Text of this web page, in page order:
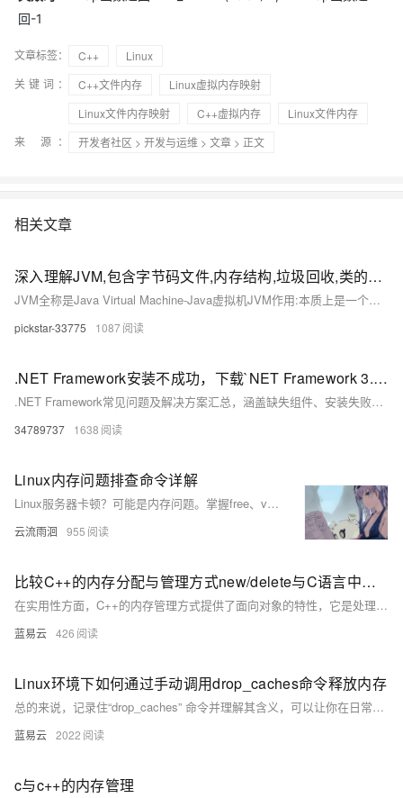
回-1
文章标签： C++
Linux
关键词：
C++文件内存
Linux虚拟内存映射
Linux文件内存映射
C++虚拟内存
Linux文件内存
来 源：
开发者社区 > 开发与运维 > 文章 > 正文
相关文章
深入理解JVM,包含字节码文件,内存结构,垃圾回收,类的声明周期,类加载器
JVM全称是Java Virtual Machine-Java虚拟机JVM作用:本质上是一个运行在计算机上的程序,职责是运行Java字节码文件,编译为机器码交由计算机运行类的生命周期概述:类的生命周期描述了一个类加载,使用,卸载的整个过类的生命周期阶段:类的声明周期主要分为五个阶段:加载->连接->初始化->使用->卸载,其中连接中分为三个小阶段验证->准备->解析类加载器的定义:JVM提供类加载器给Java程序去获取类和接口字节码数据类加载器的作用:类加载器接受字节码文件。
pickstar-33775 1087
.NET Framework安装不成功，下载`NET Framework 3.5`文件，Microsoft Visual C++
.NET Framework常见问题及解决方案汇总，涵盖缺失组件、安装失败、错误代码等，提供多种修复方法，包括全能王DLL修复工具、微软官方运行库及命令行安装等，适用于Windows系统，解决应用程序无法运行问题。
34789737 1638
Linux内存问题排查命令详解
Linux服务器卡顿？可能是内存问题。掌握free、vmstat、sar三大命令，快速排查内存使用情况。free查看实时内存，vmstat诊断系统整体性能瓶颈，sar实现长期监控，三者结合，高效定位并解决内存问题。
云流雨洄 955
比较C++的内存分配与管理方式new/delete与C语言中的malloc/realloc/calloc/free。
在实用性方面，C++的内存管理方式提供了面向对象的特性，它是处理构造和析构、需要类型安全和异常处理的首选方案。而C语言的内存管理函数适用于简单的内存分配，例如分配原始内存块或复杂性较低的数据结构，没有构造和析构的要求。当从C迁移到C++，或在C++中使用C代码时，了解两种内存管理方式的差异非常重要。
蓝易云 426
Linux环境下如何通过手动调用drop_caches命令释放内存
总的来说，记录住“drop_caches” 命令并理解其含义，可以让你在日常使用Linux的过程中更加娴熟和自如。
蓝易云 2022
c与c++的内存管理